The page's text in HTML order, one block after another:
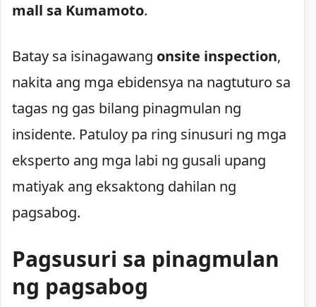
mall sa Kumamoto.
Batay sa isinagawang onsite inspection,
nakita ang mga ebidensya na nagtuturo sa
tagas ng gas bilang pinagmulan ng
insidente. Patuloy pa ring sinusuri ng mga
eksperto ang mga labi ng gusali upang
matiyak ang eksaktong dahilan ng
pagsabog.
Pagsusuri sa pinagmulan
ng pagsabog